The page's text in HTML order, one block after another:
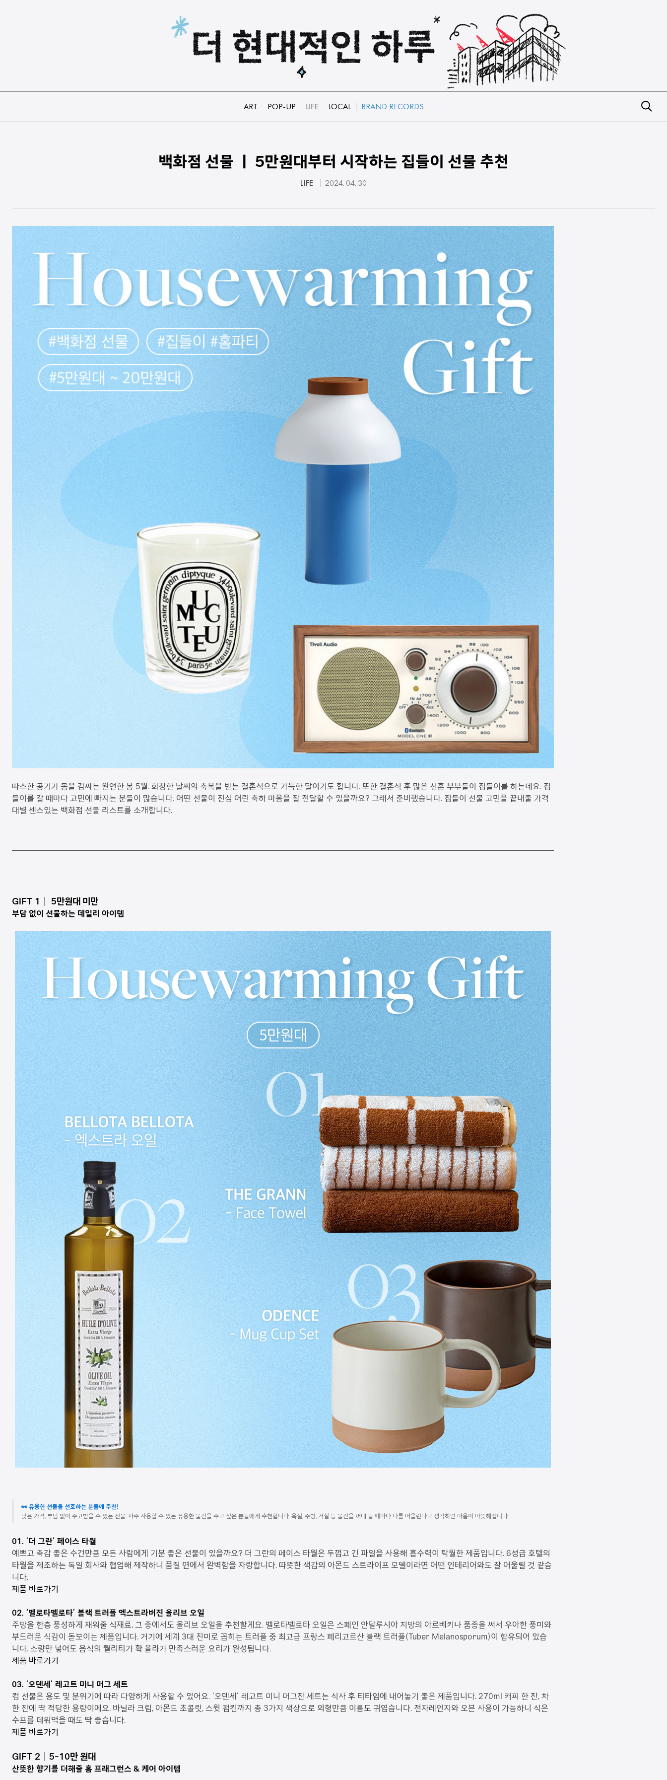
ART POP-UP LIFE LOCAL BRAND RECORDS
백화점 선물 ㅣ 5만원대부터 시작하는 집들이 선물 추천
LIFE 2024. 04. 30
따스한 공기가 몸을 감싸는 완연한 봄 5월. 화창한 날씨의 축복을 받는 결혼식으로 가득한 달이기도 합니다. 또한 결혼식 후 많은 신혼 부부들이 집들이를 하는데요. 집
들이를 갈 때마다 고민에 빠지는 분들이 많습니다. 어떤 선물이 진심 어린 축하 마음을 잘 전달할 수 있을까요? 그래서 준비했습니다. 집들이 선물 고민을 끝내줄 가격
대별 센스있는 백화점 선물 리스트를 소개합니다.
GIFT 1│ 5만원대 미만
부담 없이 선물하는 데일리 아이템
👀 유용한 선물을 선호하는 분들께 추천!
낮은 가격, 부담 없이 주고받을 수 있는 선물. 자주 사용할 수 있는 유용한 물건을 주고 싶은 분들에게 추천합니다. 욕실, 주방, 거실 등 물건을 꺼내 들 때마다 나를 떠올린다고 생각하면 마음이 따뜻해집니다.
01. ‘더 그란’ 페이스 타월
예쁘고 촉감 좋은 수건만큼 모든 사람에게 기분 좋은 선물이 있을까요? 더 그란의 페이스 타월은 두껍고 긴 파일을 사용해 흡수력이 탁월한 제품입니다. 6성급 호텔의
타월을 제조하는 독일 회사와 협업해 제작하니 품질 면에서 완벽함을 자랑합니다. 따뜻한 색감의 아몬드 스트라이프 모델이라면 어떤 인테리어와도 잘 어울릴 것 같습
니다.
제품 바로가기
02. ‘벨로타벨로타’ 블랙 트러플 엑스트라버진 올리브 오일
주방을 한층 풍성하게 채워줄 식재료, 그 중에서도 올리브 오일을 추천할게요. 벨로타벨로타 오일은 스페인 안달루시아 지방의 아르베키나 품종을 써서 우아한 풍미와
부드러운 식감이 돋보이는 제품입니다. 거기에 세계 3대 진미로 꼽히는 트러플 중 최고급 프랑스 페리고르산 블랙 트러플(Tuber Melanosporum)이 함유되어 있습
니다. 소량만 넣어도 음식의 퀄리티가 확 올라가 만족스러운 요리가 완성됩니다.
제품 바로가기
03. ‘오덴세’ 레고트 미니 머그 세트
컵 선물은 용도 및 분위기에 따라 다양하게 사용할 수 있어요. ‘오덴세’ 레고트 미니 머그잔 세트는 식사 후 티타임에 내어놓기 좋은 제품입니다. 270ml 커피 한 잔, 차
한 잔에 딱 적당한 용량이에요. 바닐라 크림, 아몬드 초콜릿, 스윗 펌킨까지 총 3가지 색상으로 외형만큼 이름도 귀엽습니다. 전자레인지와 오븐 사용이 가능하니 식은
수프를 데워먹을 때도 딱 좋습니다.
제품 바로가기
GIFT 2 5-10만 원대
산뜻한 향기를 더해줄 홈 프래그런스 & 케어 아이템